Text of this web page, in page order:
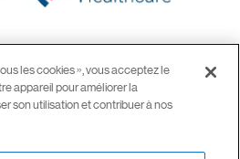
airinspace
les cookies », vous acceptez le
appareil pour améliorer la
son utilisation et contribuer à nos